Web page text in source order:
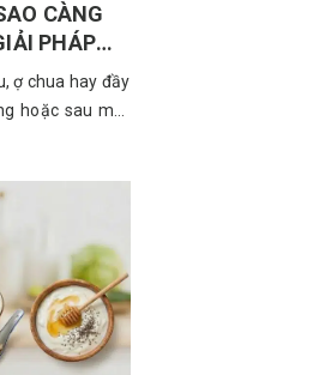
CÀNG
PHÁP
ợ chua hay đầy
hoặc sau một
bệnh thời đại”